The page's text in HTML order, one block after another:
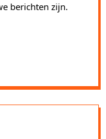
berichten zijn.